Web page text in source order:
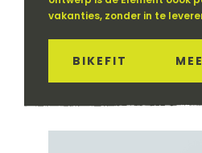
vakanties, zonder in te
BIKEFIT